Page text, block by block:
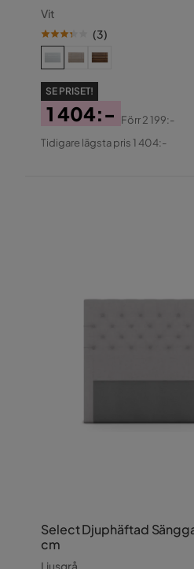
Vit
(3)
SE PRISET!
Pris
1 404:-
Original
Förr2 199:-
Tidigare lägsta pris 1 404:-
Select Djuphäftad
cm
Ljusgrå